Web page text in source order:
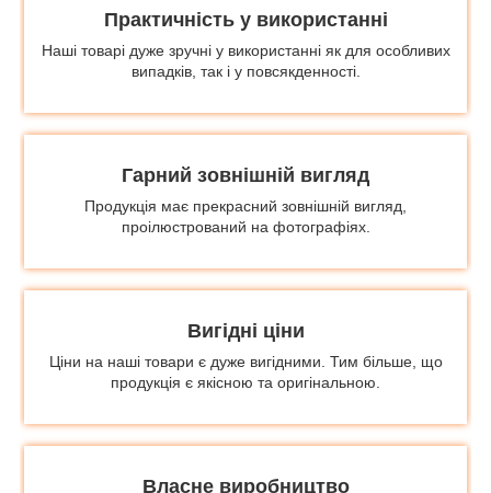
Практичність у використанні
Наші товарі дуже зручні у використанні як для особливих
випадків, так і у повсякденності.
Гарний зовнішній вигляд
Продукція має прекрасний зовнішній вигляд,
проілюстрований на фотографіях.
Вигідні ціни
Ціни на наші товари є дуже вигідними. Тим більше, що
продукція є якісною та оригінальною.
Власне виробництво